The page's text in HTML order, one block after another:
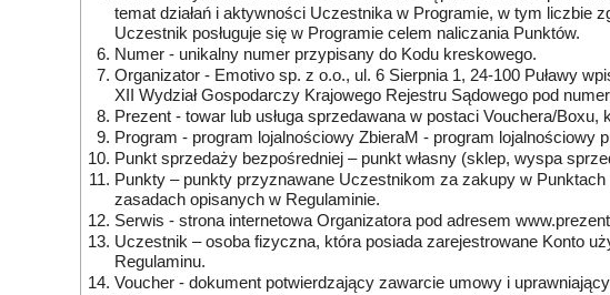
temat działań i aktywności Uczestnika w Programie, w tym liczbie
Uczestnik posługuje się w Programie celem naliczania Punktów.
Numer - unikalny numer przypisany do Kodu kreskowego.
Organizator - Emotivo sp. z o.o., ul. 6 Sierpnia 1, 24-100 Puławy
XII Wydział Gospodarczy Krajowego Rejestru Sądowego pod
Prezent - towar lub usługa sprzedawana w postaci Vouchera/
Program - program lojalnościowy ZbieraM - program
Punkt sprzedaży bezpośredniej – punkt własny (sklep, wyspa
Punkty – punkty przyznawane Uczestnikom za zakupy w
zasadach opisanych w Regulaminie.
Serwis - strona internetowa Organizatora pod adresem
Uczestnik – osoba fizyczna, która posiada zarejestrowane Konto
Regulaminu.
Voucher - dokument potwierdzający zawarcie umowy i